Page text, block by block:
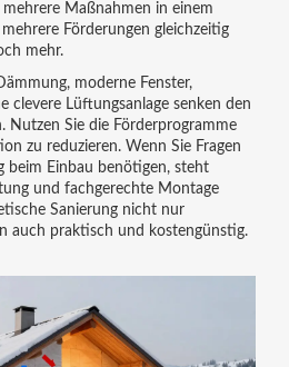
Maßnahmen in einem
Förderungen gleichzeitig
mehr.
moderne Fenster,
clevere Lüftungsanlage senken den
Nutzen Sie die Förderprogramme
zu reduzieren. Wenn Sie Fragen
beim Einbau benötigen, steht
und fachgerechte Montage
Sanierung nicht nur
auch praktisch und kostengünstig.